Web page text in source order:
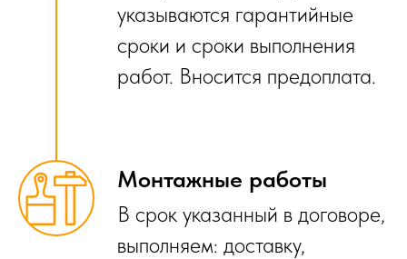
указываются гарантийные
сроки и сроки выполнения
работ. Вносится предоплата.
Монтажные работы
В срок указанный в договоре,
выполняем: доставку,